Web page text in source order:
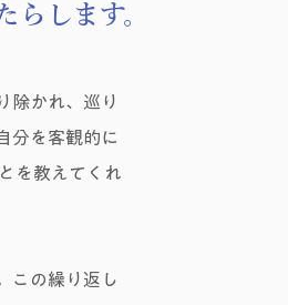
します。
除かれ、巡り
分を客観的に
を教えてくれ
この繰り返し